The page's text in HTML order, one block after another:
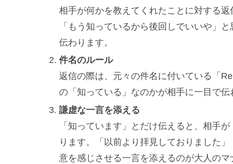
相手が何かを教えてくれたことに対する
「もう知っているから後回しでいいや」
伝わります。
件名のルール
返信の際は、元々の件名に付いている「
の「知っている」なのかが相手に一目で伝
謙虚な一言を添える
「知っています」とだけ伝えると、相手
ります。「以前より拝見しておりました
意を感じさせる一言を添えるのが大人のマ